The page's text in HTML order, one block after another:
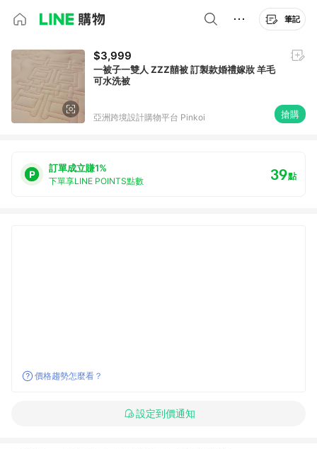
筆記
$3,999
一被子一雙人 ZZZ囍被 訂製款婚禮嫁妝 羊毛
可水洗被
亞洲跨境設計購物平台 Pinkoi 搶購
訂單成立賺1%
下單享LINE POINTS點數 39點
價格趨勢怎麼看？
設定到價通知